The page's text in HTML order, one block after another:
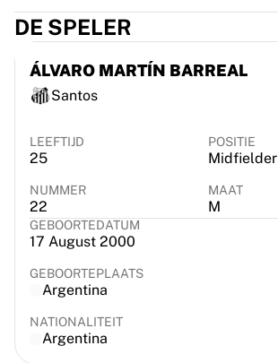
Slovenië
Virtus Bologna
Andere sporten
Wielrennen
Soudal Quick Step
Netcompany INEOS
EF Education
Team Jayco AlUla
Bekijk alles over wielrennen
Rugby
France Rugby
Gloucester Rugby
ASM Clermont Auvergne
Harlequins
DE SPELER
ÁLVARO MARTÍN BARREAL
Santos
LEEFTIJD
25
POSITIE
Midfielder
NUMMER
22
MAAT
M
GEBOORTEDATUM
17 August 2000
GEBOORTEPLAATS
Argentina
NATIONALITEIT
Argentina